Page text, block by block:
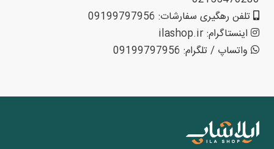
تلفن رهگیری سفارشات: 09199797956
اینستاگرام: ilashop.ir
واتساپ / تلگرام: 09199797956